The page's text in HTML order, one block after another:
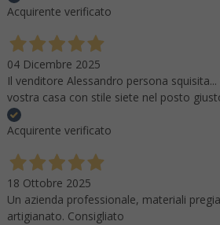
Acquirente verificato
04 Dicembre 2025
Il venditore Alessandro persona
vostra casa con stile siete nel posto
Acquirente verificato
18 Ottobre 2025
Un azienda professionale, materiali
artigianato. Consigliato